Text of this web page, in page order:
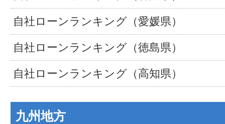
自社ローンランキング（愛媛県）
自社ローンランキング（徳島県）
自社ローンランキング（高知県）
九州地方